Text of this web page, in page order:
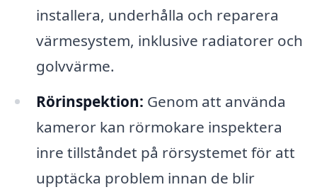
installera, underhålla och reparera
värmesystem, inklusive radiatorer och
golvvärme.
Rörinspektion: Genom att använda
kameror kan rörmokare inspektera
inre tillståndet på rörsystemet för att
upptäcka problem innan de blir